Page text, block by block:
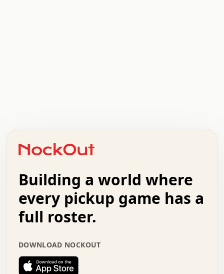
+   .   .   .   .   .   .   .   .   .   +   .   .
.   .   .   .   .   .   .   .   .   .   .   :   .
.   .   .   .   +   .   .   .   .   .   .   .   +
.   :   .   .   .   .   .   .   .   .   o   .   .
.   .   x   .   .   .   .   .   .   :   .   .   o
.   .   .   .   :   .   .   .   .   o   .   .   .
.   .   .   .   .   .   .   :   .   .   .   .   .
.   .   .   .   .   .   .   +   .   .   x   .   .
.   .   .   .   .   :   +   .   .   .   .   .   o
Building a world where
every pickup game has a
full roster.
DOWNLOAD NOCKOUT